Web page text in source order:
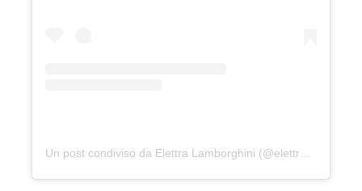
Un post condiviso da Elettra Lamborghini (@elettralamborghini)